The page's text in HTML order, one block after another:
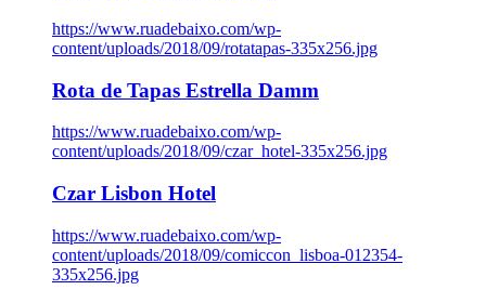
https://www.ruadebaixo.com/wp-
content/uploads/2018/09/rotatapas-335x256.jpg
Rota de Tapas Estrella Damm
https://www.ruadebaixo.com/wp-
content/uploads/2018/09/czar_hotel-335x256.jpg
Czar Lisbon Hotel
https://www.ruadebaixo.com/wp-
content/uploads/2018/09/comiccon_lisboa-012354-
335x256.jpg